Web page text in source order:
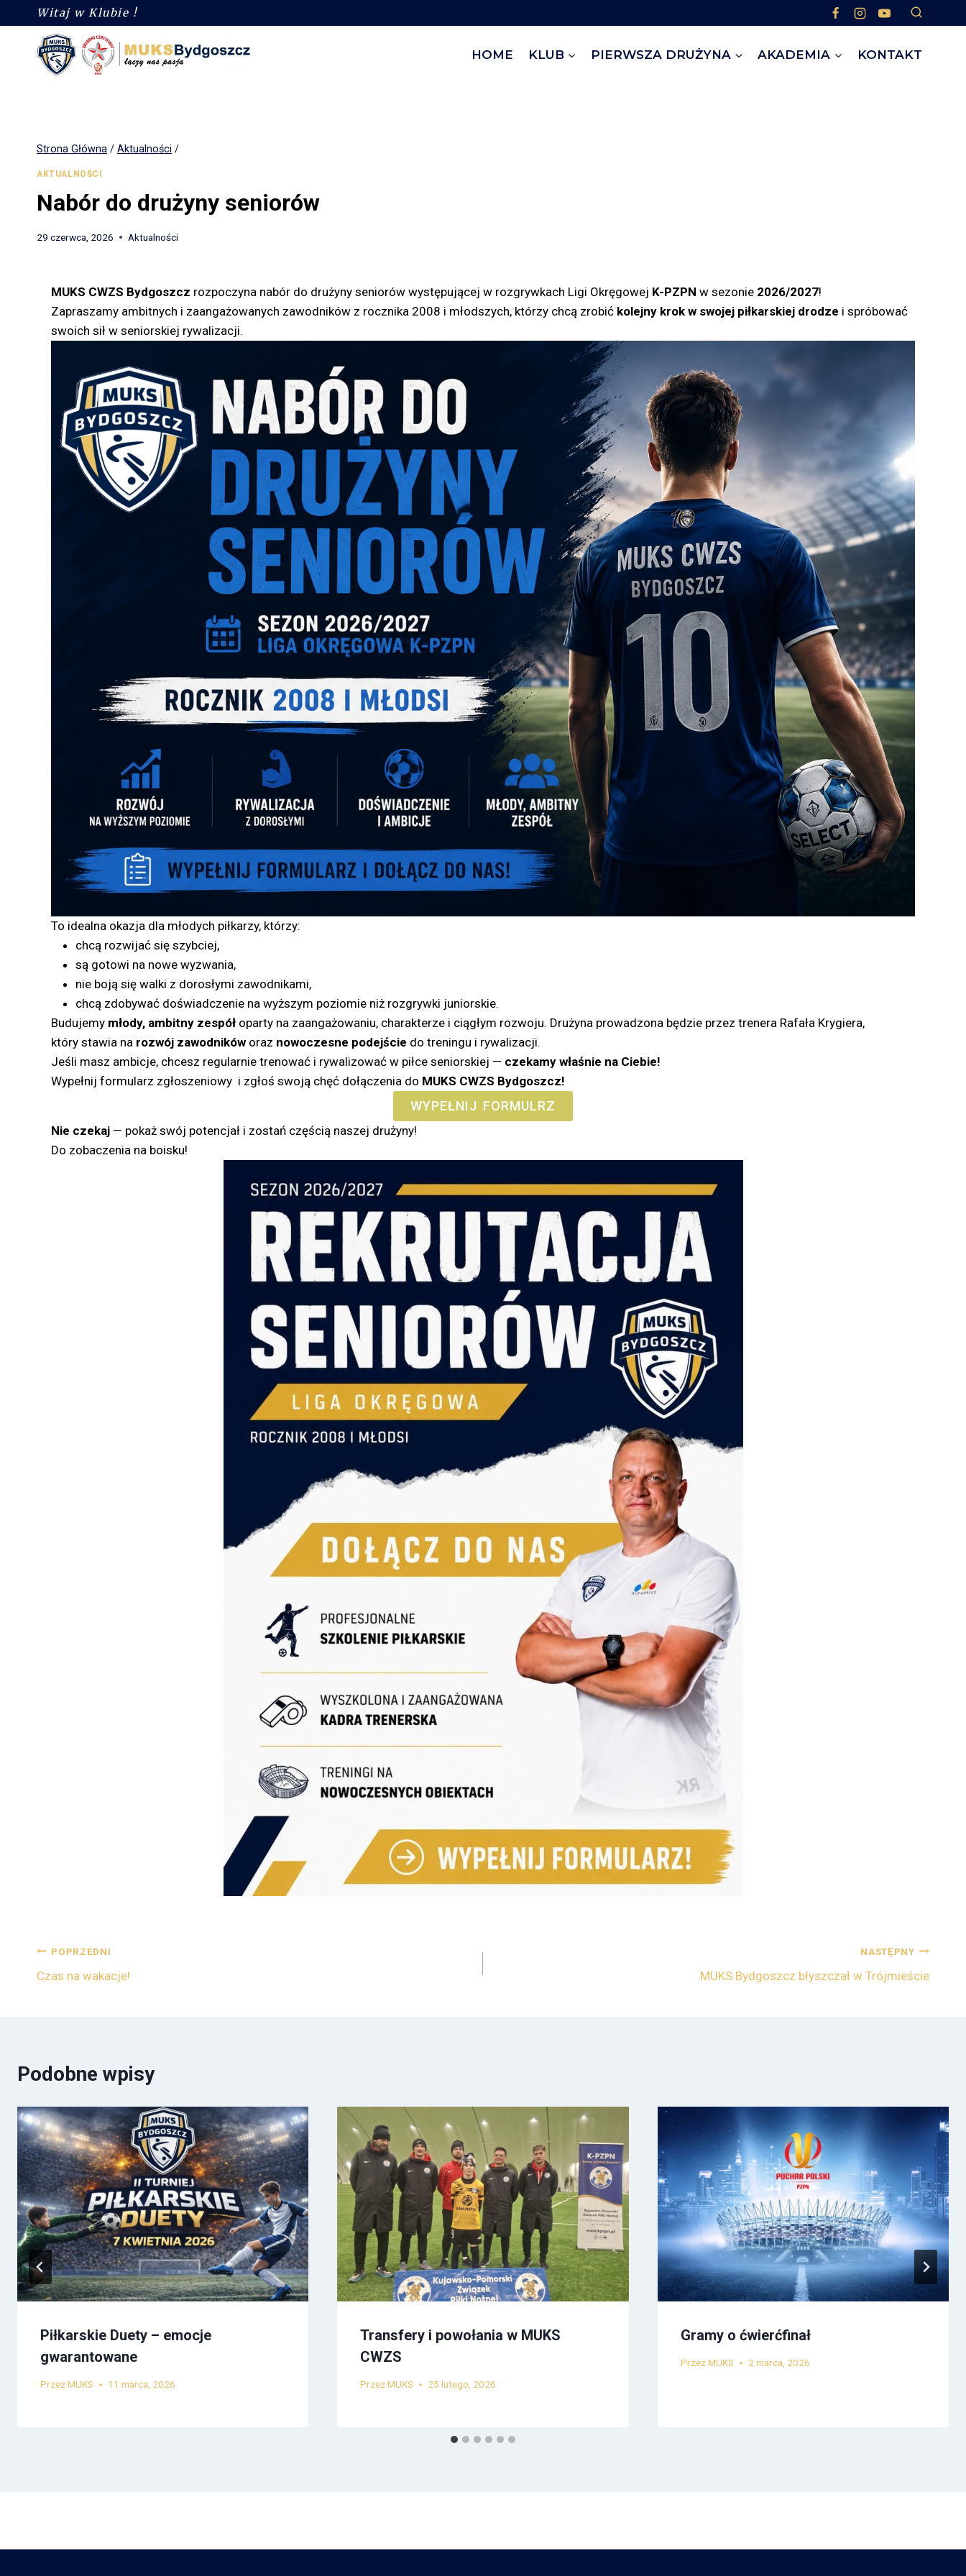
Witaj w Klubie !
HOME KLUB PIERWSZA DRUŻYNA AKADEMIA KONTAKT
Strona Główna / Aktualności /
AKTUALNOŚCI
Nabór do drużyny seniorów
29 czerwca, 2026 Aktualności
MUKS CWZS Bydgoszcz rozpoczyna nabór do drużyny seniorów występującej w rozgrywkach Ligi Okręgowej K-PZPN w sezonie 2026/2027!
Zapraszamy ambitnych i zaangażowanych zawodników z rocznika 2008 i młodszych, którzy chcą zrobić kolejny krok w swojej piłkarskiej drodze i spróbować
swoich sił w seniorskiej rywalizacji.
To idealna okazja dla młodych piłkarzy, którzy:
chcą rozwijać się szybciej,
są gotowi na nowe wyzwania,
nie boją się walki z dorosłymi zawodnikami,
chcą zdobywać doświadczenie na wyższym poziomie niż rozgrywki juniorskie.
Budujemy młody, ambitny zespół oparty na zaangażowaniu, charakterze i ciągłym rozwoju. Drużyna prowadzona będzie przez trenera Rafała Krygiera,
który stawia na rozwój zawodników oraz nowoczesne podejście do treningu i rywalizacji.
Jeśli masz ambicje, chcesz regularnie trenować i rywalizować w piłce seniorskiej — czekamy właśnie na Ciebie!
Wypełnij formularz zgłoszeniowy i zgłoś swoją chęć dołączenia do MUKS CWZS Bydgoszcz!
WYPEŁNIJ FORMULRZ
Nie czekaj — pokaż swój potencjał i zostań częścią naszej drużyny!
Do zobaczenia na boisku!
POPRZEDNI
Czas na wakacje!
NASTĘPNY
MUKS Bydgoszcz błyszczał w Trójmieście
Podobne wpisy
Piłkarskie Duety – emocje
gwarantowane
PrzezMUKS 11 marca, 2026
Transfery i powołania w MUKS
CWZS
Przez MUKS 25 lutego, 2026
Gramy o ćwierćfinał
Przez MUKS 2 marca, 2026